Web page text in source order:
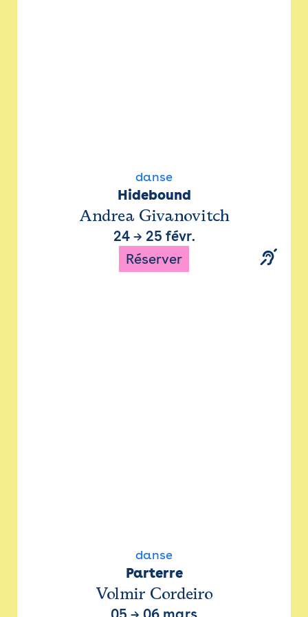
danse
Hidebound
Andrea Givanovitch
24→ 25 févr.
Réserver
danse
Parterre
Volmir Cordeiro